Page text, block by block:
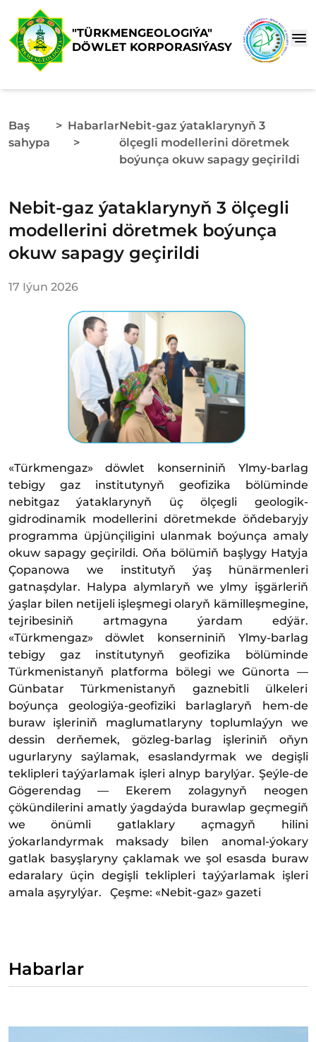
"TÜRKMENGEOLOGIÝA"
DÖWLET KORPORASIÝASY
Baş
sahypa
> Habarlar
>
Nebit-gaz ýataklarynyň 3
ölçegli modellerini döretmek
boýunça okuw sapagy geçirildi
Nebit-gaz ýataklarynyň 3 ölçegli
modellerini döretmek boýunça
okuw sapagy geçirildi
17 Iýun 2026
«Türkmengaz» döwlet konserniniň Ylmy-barlag
tebigy gaz institutynyň geofizika bölüminde
nebitgaz ýataklarynyň üç ölçegli geologik-
gidrodinamik modellerini döretmekde öňdebaryjy
programma üpjünçiligini ulanmak boýunça amaly
okuw sapagy geçirildi. Oňa bölümiň başlygy Hatyja
Çopanowa we institutyň ýaş hünärmenleri
gatnaşdylar. Halypa alymlaryň we ylmy işgärleriň
ýaşlar bilen netijeli işleşmegi olaryň kämilleşmegine,
tejribesiniň artmagyna ýardam edýär.
«Türkmengaz» döwlet konserniniň Ylmy-barlag
tebigy gaz institutynyň geofizika bölüminde
Türkmenistanyň platforma bölegi we Günorta —
Günbatar Türkmenistanyň gaznebitli ülkeleri
boýunça geologiýa-geofiziki barlaglaryň hem-de
buraw işleriniň maglumatlaryny toplumlaýyn we
dessin derňemek, gözleg-barlag işleriniň oňyn
ugurlaryny saýlamak, esaslandyrmak we degişli
teklipleri taýýarlamak işleri alnyp barylýar. Şeýle-de
Gögerendag — Ekerem zolagynyň neogen
çökündilerini amatly ýagdaýda burawlap geçmegiň
we önümli gatlaklary açmagyň hilini
ýokarlandyrmak maksady bilen anomal-ýokary
gatlak basyşlaryny çaklamak we şol esasda buraw
edaralary üçin degişli teklipleri taýýarlamak işleri
amala aşyrylýar. Çeşme: «Nebit-gaz» gazeti
Habarlar